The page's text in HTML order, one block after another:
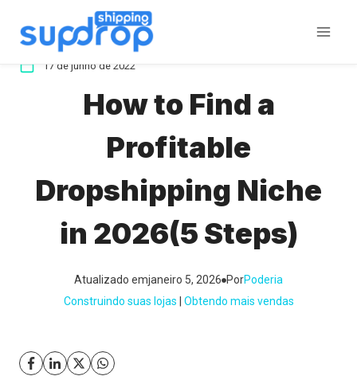
para
conteúdo
17 de junho de 2022
How to Find a
Profitable
Dropshipping Niche
in 2026(5 Steps)
Atualizado emjaneiro 5, 2026 PorPoderia
Construindo suas lojas
Obtendo mais vendas